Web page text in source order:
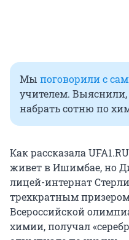
Мы поговорили с
учителем. Выяснили,
набрать сотню по
Как рассказала
живет в Ишимбае, но
лицей-интернат
трехкратным
Всероссийской
химии, получал